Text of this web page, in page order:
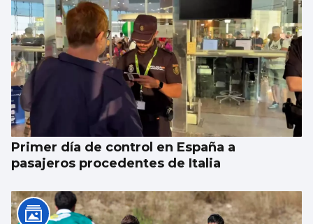
Galicia gana más de 15.000 habitantes en el
último año gracias a la llegada de
migrantes
Primer día de control en España a
pasajeros procedentes de Italia